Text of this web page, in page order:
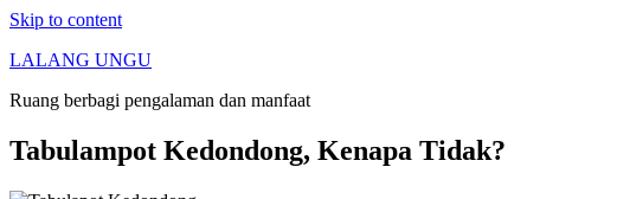
Skip to content
LALANG UNGU
Ruang berbagi pengalaman dan manfaat
Tabulampot Kedondong, Kenapa Tidak?